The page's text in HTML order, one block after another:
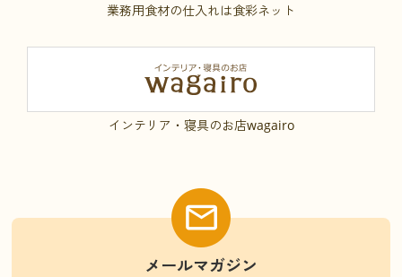
業務用食材の仕入れは食彩ネット
インテリア・寝具のお店wagairo
メールマガジン